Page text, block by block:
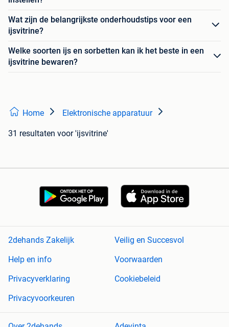
Wat zijn de belangrijkste onderhoudstips voor een
ijsvitrine?
Welke soorten ijs en sorbetten kan ik het beste in een
ijsvitrine bewaren?
Home Elektronische apparatuur
31 resultaten voor 'ijsvitrine'
2dehands Zakelijk
Veilig en Succesvol
Help en info
Voorwaarden
Privacyverklaring
Cookiebeleid
Privacyvoorkeuren